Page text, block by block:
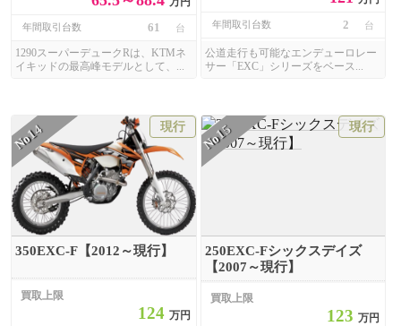
年間取引台数 61 台
1290スーパーデュークRは、KTMネ
イキッドの最高峰モデルとして、...
年間取引台数 2 台
公道走行も可能なエンデューロレー
サー「EXC」シリーズをベース...
No14 現行
350EXC-F【2012～現行】
買取上限
124 万円
No
15 現行
250EXC-Fシックスデイズ
【2007～現行】
買取上限
123万円